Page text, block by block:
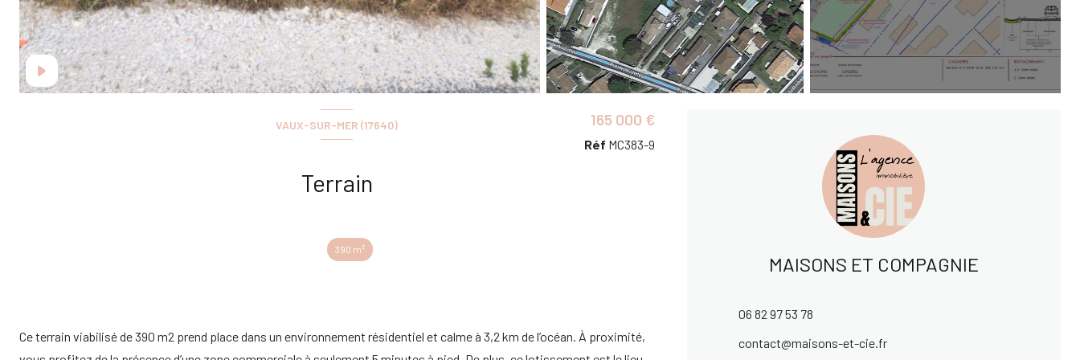
VAUX-SUR-MER (17640)
Terrain
390 m²
165 000 €
Réf MC383-9
Ce terrain viabilisé de 390 m2 prend place dans un environnement résidentiel et calme à 3,2 km de l’océan. À proximité,
MAISONS ET COMPAGNIE
06 82 97 53 78
contact@maisons-et-cie.fr